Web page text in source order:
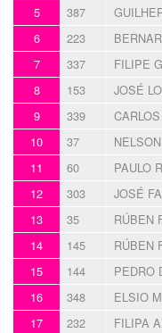
5 387
6 223
7 337 FILIPE
8 153 JOSÉ
9 339
10 37
11 60 PAULO
12 303 JOSÉ
13 35 RÚBEN
14 145 RÚBEN
15 144 PEDRO
16 348 ELSIO
17 232 FILIPA